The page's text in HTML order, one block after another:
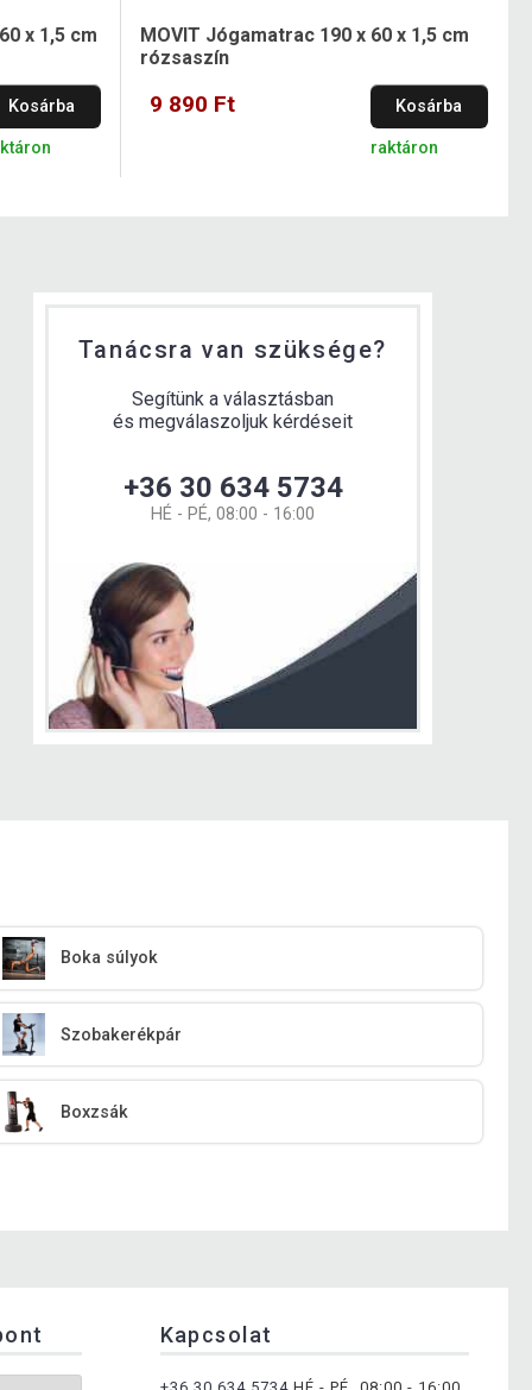
x 1,5 cm
Kosárba
MOVIT Jógamatrac 190 x 60 x 1,5 cm
rózsaszín
9 890 Ft Kosárba
raktáron
Tanácsra van szüksége?
Segítünk a választásban
és megválaszoljuk kérdéseit
+36 30 634 5734
HÉ - PÉ, 08:00 - 16:00
Boka súlyok
Szobakerékpár
Boxzsák
Kapcsolat